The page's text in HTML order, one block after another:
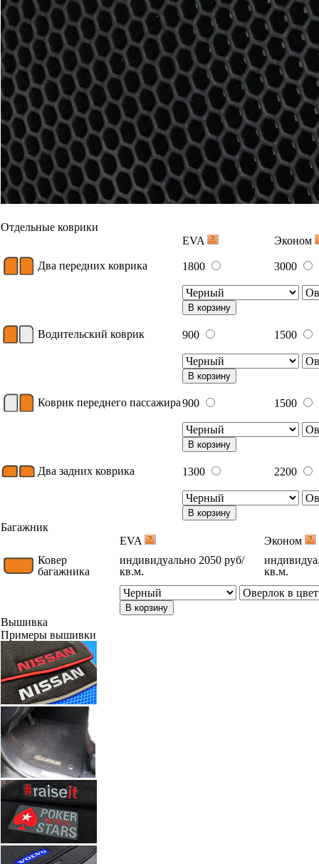
Отдельные коврики
EVA
Эконом
Два передних коврика 1800 3000
В корзину
Водительский коврик 900 1500
В корзину
Коврик переднего пассажира900 1500
В корзину
Два задних коврика 1300 2200
В корзину
Багажник
EVA
Эконом
Ковер
багажника
индивидуально 2050 руб/
кв.м.
кв.м.
В корзину
Вышивка
Примеры вышивки